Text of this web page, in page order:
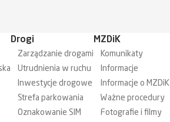
Drogi
Zarządzanie drogami
Utrudnienia w ruchu
Inwestycje drogowe
Strefa parkowania
Oznakowanie SIM
MZDiK
Komunikaty
Informacje
Informacje o MZDiK
Ważne procedury
Fotografie i filmy